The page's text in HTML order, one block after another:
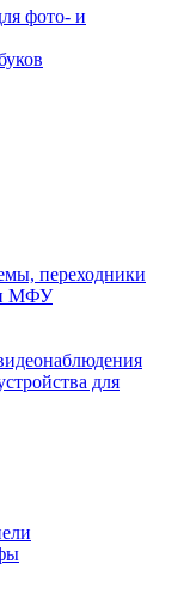
фото- и
переходники
и МФУ
для